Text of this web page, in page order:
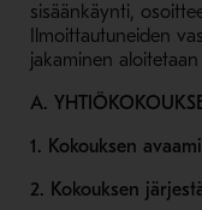
sisäänkäynti,
Ilmoittautuneiden
jakaminen aloitetaan
A.
1. Kokouksen
2. Kokouksen